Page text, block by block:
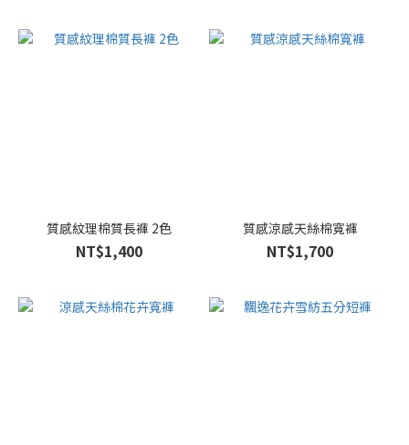
質感紋理棉質長褲 2色
NT$1,400
質感涼感天絲棉寬褲
NT$1,700